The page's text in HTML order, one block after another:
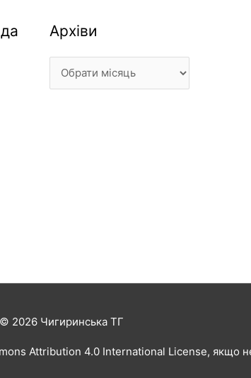
Архіви
Архіви
2026 Чигиринська ТГ
Attribution 4.0 International License, якщо